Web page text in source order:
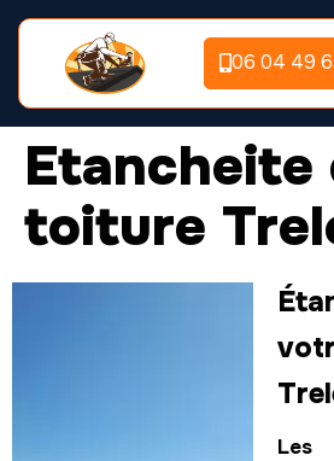
06 04 49
Etancheite
toiture
Les